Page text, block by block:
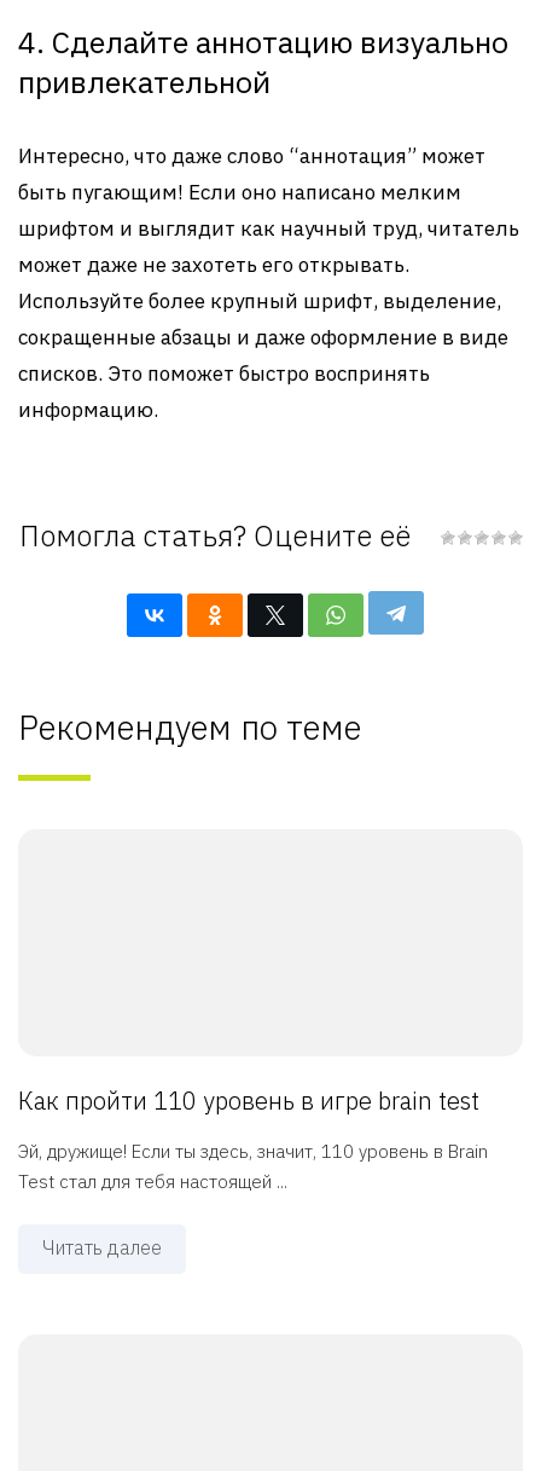
4. Сделайте аннотацию визуально
привлекательной
Интересно, что даже слово “аннотация” может
быть пугающим! Если оно написано мелким
шрифтом и выглядит как научный труд, читатель
может даже не захотеть его открывать.
Используйте более крупный шрифт, выделение,
сокращенные абзацы и даже оформление в виде
списков. Это поможет быстро воспринять
информацию.
Помогла статья? Оцените её
Рекомендуем по теме
Как пройти 110 уровень в игре brain test
Эй, дружище! Если ты здесь, значит, 110 уровень в Brain
Test стал для тебя настоящей ...
Читать далее